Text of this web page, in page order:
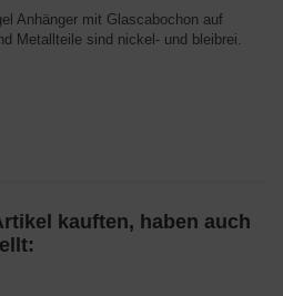
Anhänger mit Glascabochon auf
Metallteile sind nickel- und bleibrei.
kauften, haben auch